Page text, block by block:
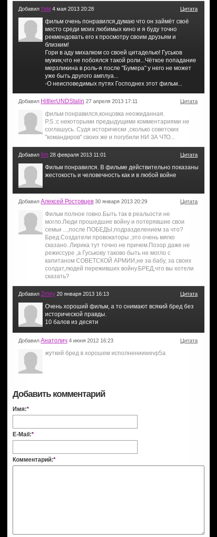
Добавил тим 4 мая 2013 20:28 Цитата
фильм очень понравился,думаю что он займёт своё
место среди моих любимых кино и я буду точно
рекмендовать его к просмотру своим друзьям и
близким!
Гори в аду михалком со своей цитаделью! Гуськов
мужик,что не побоялся такой роли...Чёткое попадание
мерзликина в роль-я после "Бумера" у него не может
уже быть другого амплуа...
-О неисповедимых путях Господнех этот фильм...
Добавил HitllerUNDStalin 27 апреля 2013 17:11 Цитата
фильм понравился,концовка неожиданная.
P.S.:с некоторыми предыдущими комментариями не
соглашусь. Судя исторически ,сколько советских
"командиров" своих же и погубили НИ ЗА ЧТО...
Добавил lim 28 февраля 2013 11:01 Цитата
Фильм понравился. В фильме действительно показаны
жестокость и человечность как и в любой войне
Добавил Алексей Ростовцев 30 января 2013 20:29 Цитата
Фильм полное говно.Быть так в реальости не
могло.Люди прошедшие войну и потерявшие свои
семьи ...,после ПОБЕДЫ,подразделением за что?
Бред.Создатели провокаторы ,это очень мягко
сказано..Лирика тут точно не причем.Позор даже не
режиссуре ,а Гуськову таково быть не могло с
капитаном СОВЕТСКОЙ АРМИИ,не за бабу, за своих
солдат,людей переживших войну.БРЕД,что вы хотели
сказать?
Добавил Zmey 20 января 2013 16:13 Цитата
Очень хороший фильм, а то снимают всякий бред без
исторической правды.
10 балов из десяти
Добавил Анатолич 4 июня 2012 16:23 Цитата
жуткий бред в хорошем исполненииwevp5a
Добавить комментарий
Имя:*
E-Mail:*
Комментарий:*